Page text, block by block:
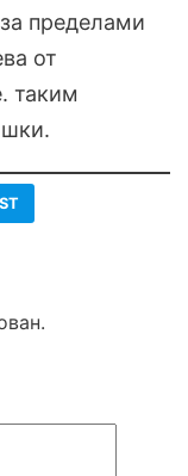
пределами
от
таким